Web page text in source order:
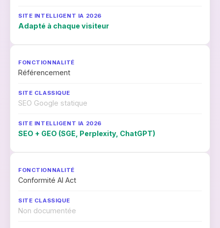
Adapté à chaque visiteur
Référencement
SEO Google statique
SEO + GEO (SGE, Perplexity, ChatGPT)
Conformité AI Act
Non documentée